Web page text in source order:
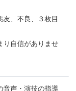
、不良、３枚目
り自信がありませ
音声・演技の指導